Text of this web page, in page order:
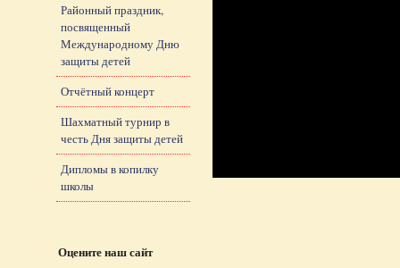
Районный праздник,
посвященный
Международному Дню
защиты детей
Отчётный концерт
Шахматный турнир в
честь Дня защиты детей
Дипломы в копилку
школы
Оцените наш сайт